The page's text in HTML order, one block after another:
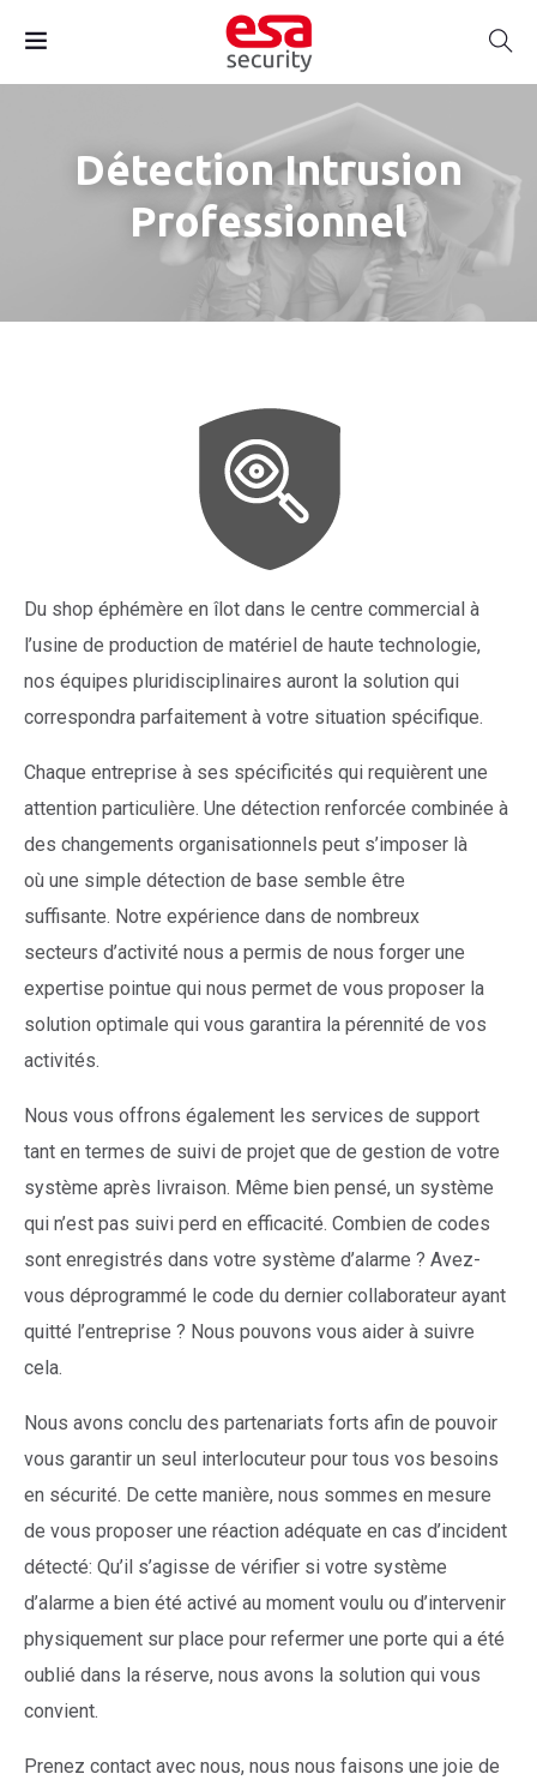
Détection Intrusion
Professionnel
Du shop éphémère en îlot dans le centre commercial à
l’usine de production de matériel de haute technologie,
nos équipes pluridisciplinaires auront la solution qui
correspondra parfaitement à votre situation spécifique.
Chaque entreprise à ses spécificités qui requièrent une
attention particulière. Une détection renforcée combinée à
des changements organisationnels peut s’imposer là
où une simple détection de base semble être
suffisante. Notre expérience dans de nombreux
secteurs d’activité nous a permis de nous forger une
expertise pointue qui nous permet de vous proposer la
solution optimale qui vous garantira la pérennité de vos
activités.
Nous vous offrons également les services de support
tant en termes de suivi de projet que de gestion de votre
système après livraison. Même bien pensé, un système
qui n’est pas suivi perd en efficacité. Combien de codes
sont enregistrés dans votre système d’alarme ? Avez-
vous déprogrammé le code du dernier collaborateur ayant
quitté l’entreprise ? Nous pouvons vous aider à suivre
cela.
Nous avons conclu des partenariats forts afin de pouvoir
vous garantir un seul interlocuteur pour tous vos besoins
en sécurité. De cette manière, nous sommes en mesure
de vous proposer une réaction adéquate en cas d’incident
détecté: Qu’il s’agisse de vérifier si votre système
d’alarme a bien été activé au moment voulu ou d’intervenir
physiquement sur place pour refermer une porte qui a été
oublié dans la réserve, nous avons la solution qui vous
convient.
Prenez contact avec nous, nous nous faisons une joie de